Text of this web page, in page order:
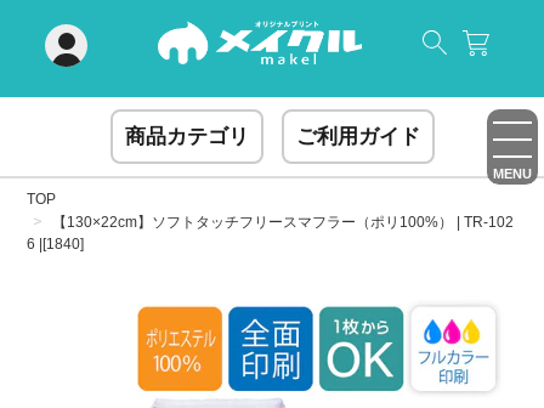
商品カテゴリ ご利用ガイド
MENU
TOP
【130×22cm】ソフトタッチフリースマフラー（ポリ100%） | TR-102
6 |[1840]